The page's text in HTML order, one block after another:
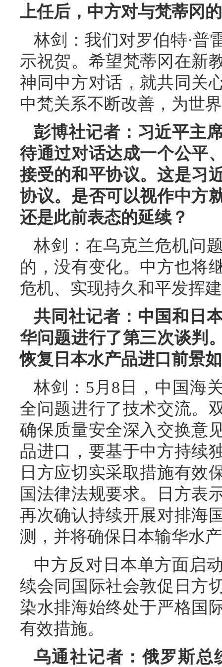
上任后，中方对与梵蒂冈
林剑：我们对罗伯特·普
示祝贺。希望梵蒂冈在新
神同中方对话，就共同关
中梵关系不断改善，为世
彭博社记者：习近平主
待通过对话达成一个公平
接受的和平协议。这是习
协议。是否可以视作中方
还是此前表态的延续？
林剑：在乌克兰危机问
的，没有变化。中方也将
危机、实现持久和平发挥
共同社记者：中国和日
华问题进行了第三次谈判
恢复日本水产品进口前景
林剑：5月8日，中国海
全问题进行了技术交流。
确保质量安全深入交换意
品进口，要基于中方持续
日方应切实采取措施有效
国法律法规要求。日方表
再次确认持续开展对排海
测，并将确保日本输华水
中方反对日本单方面启
续会同国际社会敦促日方
染水排海始终处于严格国
有效措施。
乌通社记者：俄罗斯总